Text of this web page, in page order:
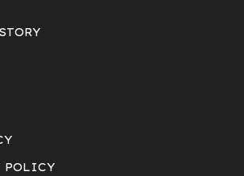
POLICY